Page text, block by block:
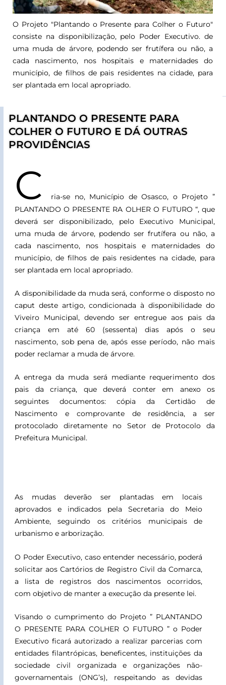
O Projeto "Plantando o Presente para Colher o Futuro"
consiste na disponibilização, pelo Poder Executivo. de
uma muda de árvore, podendo ser frutífera ou não, a
cada nascimento, nos hospitais e maternidades do
município, de filhos de pais residentes na cidade, para
ser plantada em local apropriado.
PLANTANDO O PRESENTE PARA
COLHER O FUTURO E DÁ OUTRAS
PROVIDÊNCIAS
C
ria-se no, Município de Osasco, o Projeto ”
PLANTANDO O PRESENTE RA OLHER O FUTURO “, que
deverá ser disponibilizado, pelo Executivo Municipal,
uma muda de árvore, podendo ser frutífera ou não, a
cada nascimento, nos hospitais e maternidades do
município, de filhos de pais residentes na cidade, para
ser plantada em local apropriado.
A disponibilidade da muda será, conforme o disposto no
caput deste artigo, condicionada à disponibilidade do
Viveiro Municipal, devendo ser entregue aos pais da
criança em até 60 (sessenta) dias após o seu
nascimento, sob pena de, após esse período, não mais
poder reclamar a muda de árvore.
A entrega da muda será mediante requerimento dos
pais da criança, que deverá conter em anexo os
seguintes documentos: cópia da Certidão de
Nascimento e comprovante de residência, a ser
protocolado diretamente no Setor de Protocolo da
Prefeitura Municipal.
As mudas deverão ser plantadas em locais
aprovados e indicados pela Secretaria do Meio
Ambiente, seguindo os critérios municipais de
urbanismo e arborização.
O Poder Executivo, caso entender necessário, poderá
solicitar aos Cartórios de Registro Civil da Comarca,
a lista de registros dos nascimentos ocorridos,
com objetivo de manter a execução da presente lei.
Visando o cumprimento do Projeto ” PLANTANDO
O PRESENTE PARA COLHER O FUTURO ” o Poder
Executivo ficará autorizado a realizar parcerias com
entidades filantrópicas, beneficentes, instituições da
sociedade civil organizada e organizações não-
governamentais (ONG’s), respeitando as devidas